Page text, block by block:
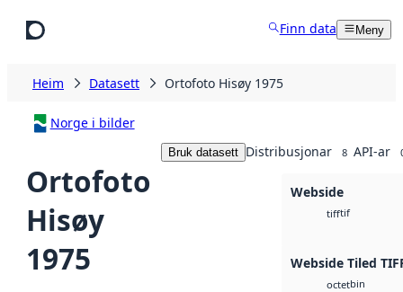
Finn data Meny
Heim Datasett Ortofoto Hisøy 1975
Norge i bilder
Ortofoto
Hisøy
1975
Bruk datasett Distribusjonar 8 API-ar
Webside
tifftif
Webside Tiled
octetbin